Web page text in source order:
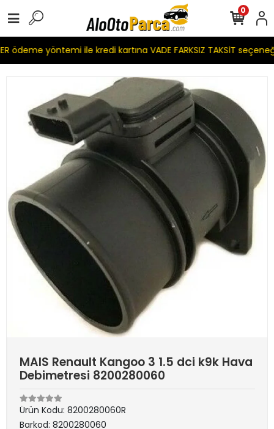
ödeme yöntemi ile kredi kartına VADE FARKSIZ TAKSİT
0
MAIS Renault Kangoo 3 1.5 dci k9k Hava
Debimetresi 8200280060
Ürün Kodu: 8200280060R
Barkod: 8200280060